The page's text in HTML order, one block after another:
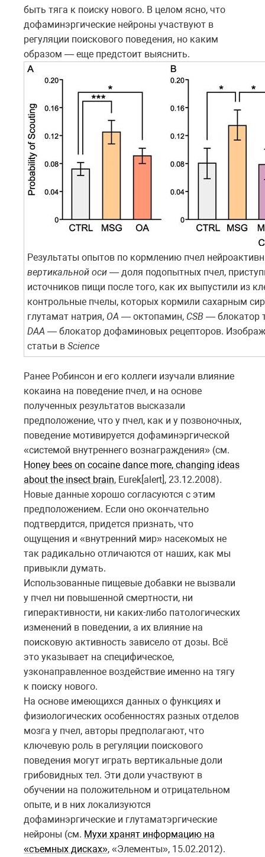
быть тяга к поиску нового. В целом ясно, что
дофаминэргические нейроны участвуют в
регуляции поискового поведения, но каким
образом — еще предстоит выяснить.
Результаты опытов по кормлению пчел
вертикальной оси — доля подопытных пчел,
источников пищи после того, как их выпустили из
контрольные пчелы, которых кормили сахарным
глутамат натрия, OA — октопамин, CSB — блокатор
DAA — блокатор дофаминовых рецепторов.
статьи в Science
Ранее Робинсон и его коллеги изучали влияние
кокаина на поведение пчел, и на основе
полученных результатов высказали
предположение, что у пчел, как и у позвоночных,
поведение мотивируется дофаминэргической
«системой внутреннего вознаграждения» (см.
Honey bees on cocaine dance more, changing ideas
about the insect brain, Eurek[alert], 23.12.2008).
Новые данные хорошо согласуются с этим
предположением. Если оно окончательно
подтвердится, придется признать, что
ощущения и «внутренний мир» насекомых не
так радикально отличаются от наших, как мы
привыкли думать.
Использованные пищевые добавки не вызвали
у пчел ни повышенной смертности, ни
гиперактивности, ни каких-либо патологических
изменений в поведении, а их влияние на
поисковую активность зависело от дозы. Всё
это указывает на специфическое,
узконаправленное воздействие именно на тягу
к поиску нового.
На основе имеющихся данных о функциях и
физиологических особенностях разных отделов
мозга у пчел, авторы предполагают, что
ключевую роль в регуляции поискового
поведения могут играть вертикальные доли
грибовидных тел. Эти доли участвуют в
обучении на положительном и отрицательном
опыте, и в них локализуются
дофаминэргические и глутаматэргические
нейроны (см. Мухи хранят информацию на
«съемных дисках», «Элементы», 15.02.2012).